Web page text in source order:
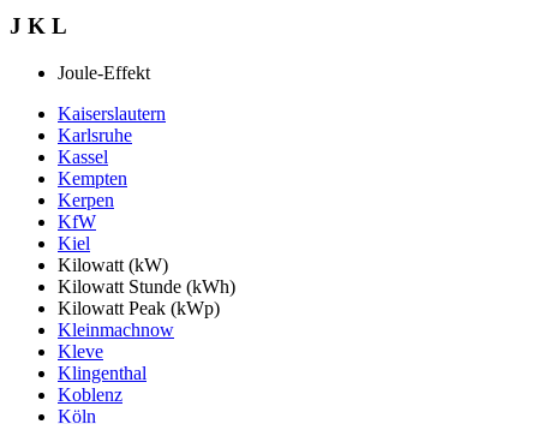
J K L
Joule-Effekt
Kaiserslautern
Karlsruhe
Kassel
Kempten
Kerpen
KfW
Kiel
Kilowatt (kW)
Kilowatt Stunde (kWh)
Kilowatt Peak (kWp)
Kleinmachnow
Kleve
Klingenthal
Koblenz
Köln